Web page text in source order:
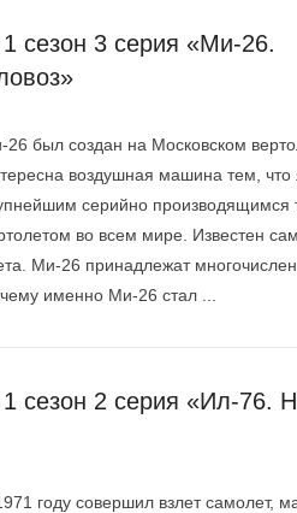
сезон 3 серия «Ми-26.
26 был создан на Московском
воздушная машина тем, что
серийно производящимся
во всем мире. Известен
Ми-26 принадлежат
именно Ми-26 стал ...
сезон 2 серия «Ил-76.
году совершил взлет самолет,